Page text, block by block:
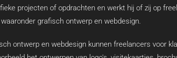
projecten of opdrachten en werkt hij of zij op
grafisch ontwerp en webdesign.
ontwerp en webdesign kunnen freelancers voor